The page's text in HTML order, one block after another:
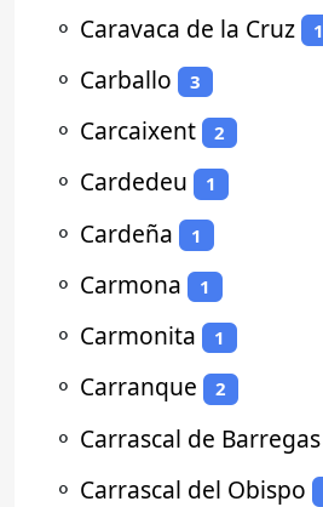
⚬ Caravaca de la Cruz 1
⚬ Carballo 3
⚬ Carcaixent 2
⚬ Cardedeu 1
⚬ Cardeña 1
⚬ Carmona 1
⚬ Carmonita 1
⚬ Carranque 2
⚬ Carrascal de Barregas
⚬ Carrascal del Obispo